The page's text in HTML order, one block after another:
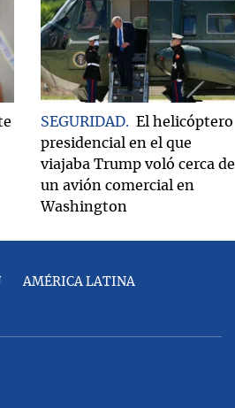
SEGURIDAD
El helicóptero
presidencial en el que
viajaba Trump voló cerca de
un avión comercial en
Washington
AMÉRICA LATINA